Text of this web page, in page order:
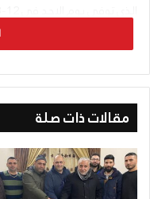
مواليد 1938
إلى الحزب أوائل الخمسينات،
والمضحّي في سبيل حزبه
السيرة الحزبيّة النضاليّة
علي”
مي هلال اولاده : الرّفيق
مقالات ذات صلة